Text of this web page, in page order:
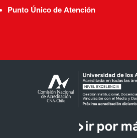
Punto Único de Atención